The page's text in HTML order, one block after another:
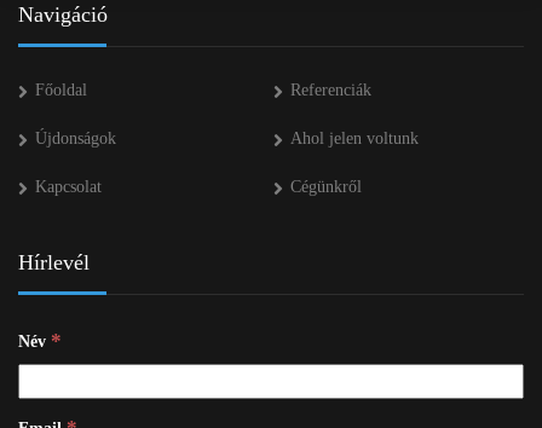
Navigáció
Főoldal Referenciák
Újdonságok Ahol jelen voltunk
Kapcsolat Cégünkről
Hírlevél
Név *